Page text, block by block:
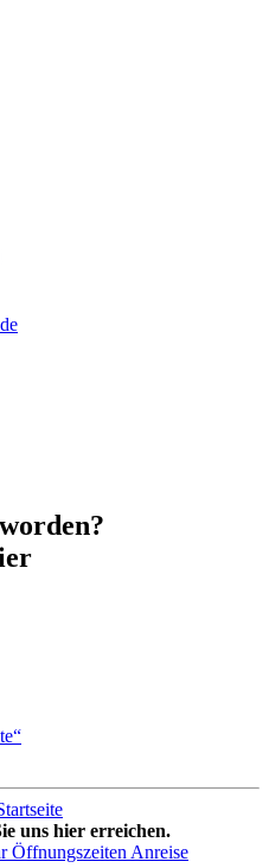
uns hier erreichen.
ÖffnungszeitenAnreise